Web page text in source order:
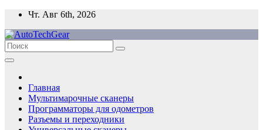
Перейти
содержимому
Чт. Авг 6th, 2026
Главная
Мультимарочные сканеры
Программаторы для одометров
Разъемы и переходники